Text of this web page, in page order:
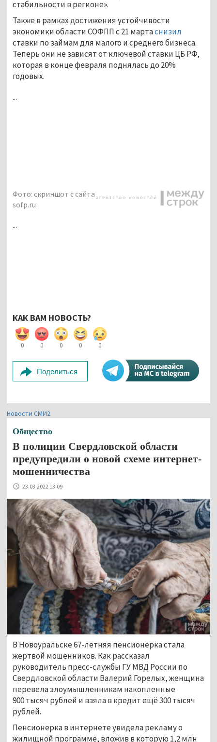
стабильности в регионе».
Также в рамках достижения устойчивости
экономики области СОФПП с 21 мартаснизил
ставки по займам для малого и среднего бизнеса.
Теперь они не зависят от ключевой ставки ЦБ РФ,
которая в конце февраля поднялась до 20%
годовых.
...
Фото: скриншот с сайта
sofp.ru
...
КАК ВАМ НОВОСТЬ?
0 0 0 0 0
Поделиться
Новости СМИ2
Общество
В полиции Свердловской области
предупредили о новой схеме интернет-
мошенничества
23.03.2022 13:09
В Новоуральске 67-летняя пенсионерка стала
жертвой мошенников. Как рассказал
руководитель пресс-службы ГУ МВД России по
Свердловской области Валерий Горелых, женщина
перевела злоумышленникам накопленные
900 тысяч рублей и взяла в кредит ещё 300 тысяч
рублей.
Пенсионерка в интернете увидела рекламу о
жилищной программе, вложив в которую 1,2 млн